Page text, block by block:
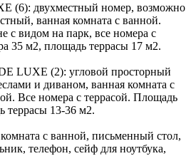
(6): двухместный номер, возможно
ванная комната с ванной.
с видом на парк, все номера с
35 м2, площадь террасы 17 м2.
LUXE (2): угловой просторный
и диваном, ванная комната с
Все номера с террасой. Площадь
террасы 13-36 м2.
с ванной, письменный стол,
телефон, сейф для ноутбука,